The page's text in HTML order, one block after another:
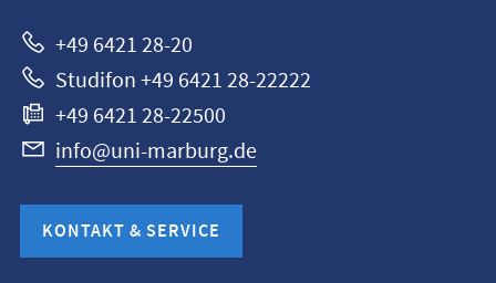
+49 6421 28-20
Studifon +49 6421 28-22222
+49 6421 28-22500
info@uni-marburg.de
KONTAKT & SERVICE